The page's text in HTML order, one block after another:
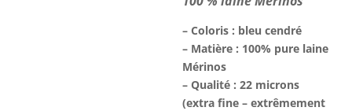
– Coloris : bleu cendré
– Matière : 100% pure laine
Mérinos
– Qualité : 22 microns
(extra fine – extrêmement